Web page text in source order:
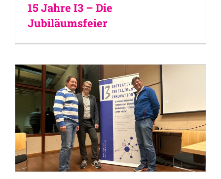
15 Jahre I3 – Die
Jubiläumsfeier